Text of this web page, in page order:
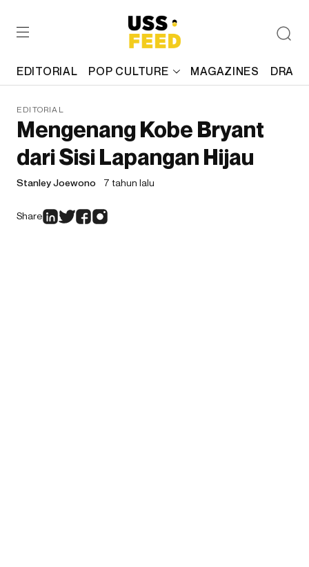
EDITORIAL POP CULTURE MAGAZINES
EDITORIAL
Mengenang Kobe Bryant
dari Sisi Lapangan Hijau
Stanley Joewono 7 tahun lalu
Share